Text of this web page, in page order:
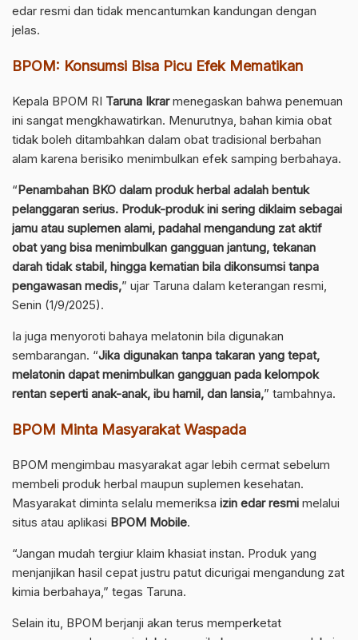
edar resmi dan tidak mencantumkan kandungan dengan
jelas.
BPOM: Konsumsi Bisa Picu Efek Mematikan
Kepala BPOM RI Taruna Ikrarmenegaskan bahwa penemuan
ini sangat mengkhawatirkan. Menurutnya, bahan kimia obat
tidak boleh ditambahkan dalam obat tradisional berbahan
alam karena berisiko menimbulkan efek samping berbahaya.
“Penambahan BKO dalam produk herbal adalah bentuk
pelanggaran serius. Produk-produk ini sering diklaim sebagai
jamu atau suplemen alami, padahal mengandung zat aktif
obat yang bisa menimbulkan gangguan jantung, tekanan
darah tidak stabil, hingga kematian bila dikonsumsi tanpa
pengawasan medis,” ujar Taruna dalam keterangan resmi,
Senin (1/9/2025).
Ia juga menyoroti bahaya melatonin bila digunakan
sembarangan. “Jika digunakan tanpa takaran yang tepat,
melatonin dapat menimbulkan gangguan pada kelompok
rentan seperti anak-anak, ibu hamil, dan lansia,” tambahnya.
BPOM Minta Masyarakat Waspada
BPOM mengimbau masyarakat agar lebih cermat sebelum
membeli produk herbal maupun suplemen kesehatan.
Masyarakat diminta selalu memeriksa izin edar resmi melalui
situs atau aplikasi BPOM Mobile.
“Jangan mudah tergiur klaim khasiat instan. Produk yang
menjanjikan hasil cepat justru patut dicurigai mengandung zat
kimia berbahaya,” tegas Taruna.
Selain itu, BPOM berjanji akan terus memperketat